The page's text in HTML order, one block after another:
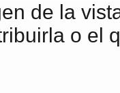
de la
o el